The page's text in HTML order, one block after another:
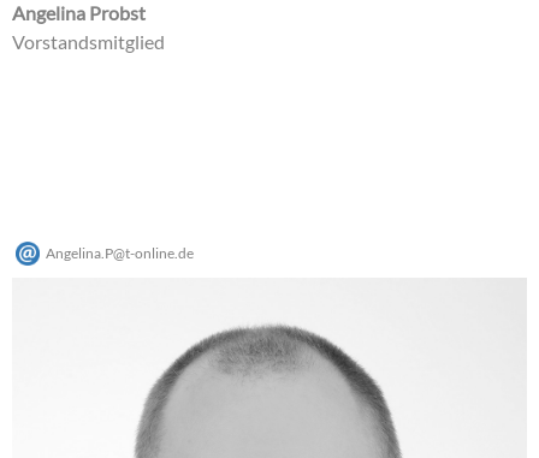
Angelina Probst
Vorstandsmitglied
Angelina.P@t-online.de